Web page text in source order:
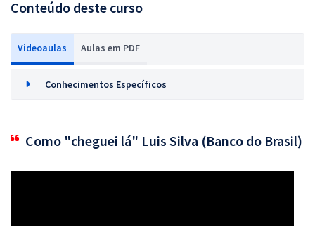
Conteúdo deste curso
Videoaulas Aulas em PDF
Conhecimentos Específicos
Como "cheguei lá" Luis Silva (Banco do Brasil)